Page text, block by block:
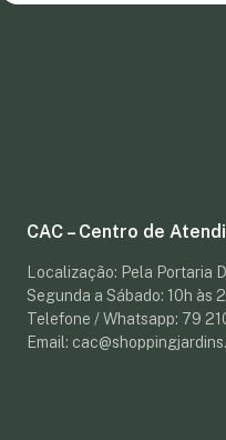
CAC – Centro de
Localização: Pela Portaria
Segunda a Sábado: 10h às
Telefone / Whatsapp: 79
Email: